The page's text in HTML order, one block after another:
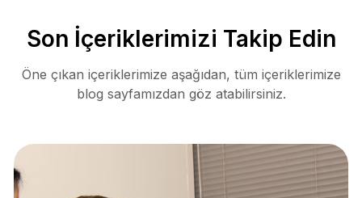
Son İçeriklerimizi Takip Edin
Öne çıkan içeriklerimize aşağıdan, tüm içeriklerimize
blog sayfamızdan göz atabilirsiniz.